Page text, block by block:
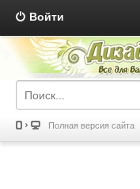
Войти
Полная версия сайта